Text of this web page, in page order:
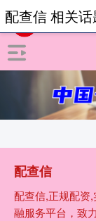
配查信
配查信,正规配资
融服务平台，致
配查信 相关话